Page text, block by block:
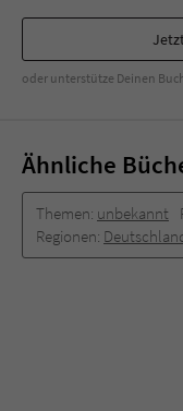
oder unterstütze Deinen
Ähnliche
Themen: unbekannt
Regionen: